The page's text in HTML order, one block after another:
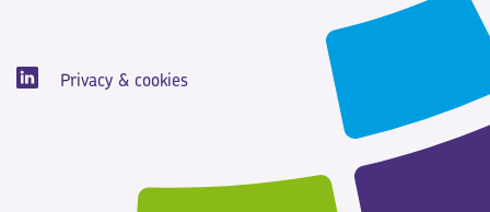
Privacy & cookies